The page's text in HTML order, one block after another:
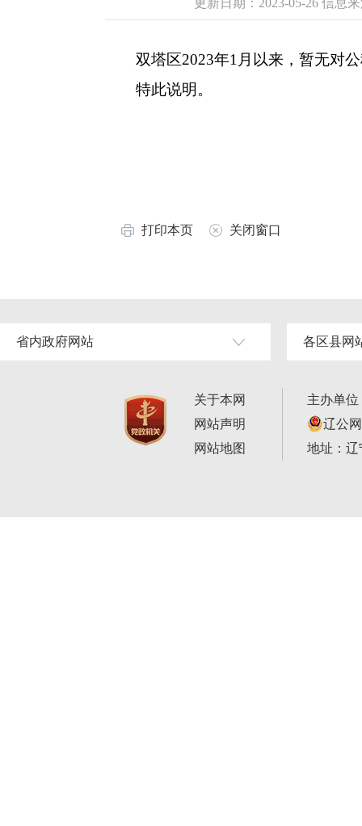
更新日期：2023-05-26 信息
双塔区2023年1月以来，暂无对公
特此说明。
打印本页 关闭窗口
省内政府网站 各区县网
关于本网
网站声明
网站地图
主办单
辽公
地址：辽